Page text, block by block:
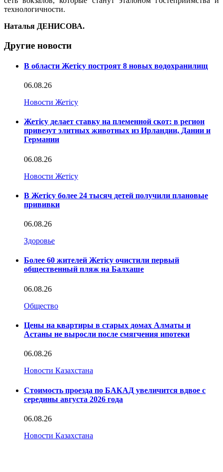
технологичности.
Наталья ДЕНИСОВА.
Другие новости
В области Жетісу построят 8 новых водохранилищ
06.08.26
Новости Жетісу
Жетісу делает ставку на племенной скот: в регион
привезут элитных животных из Ирландии, Дании и
Германии
06.08.26
Новости Жетісу
В Жетісу более 24 тысяч детей получили плановые
прививки
06.08.26
Здоровье
Более 60 жителей Жетісу очистили первый
общественный пляж на Балхаше
06.08.26
Общество
Цены на квартиры в старых домах Алматы и
Астаны не выросли после смягчения ипотеки
06.08.26
Новости Казахстана
Стоимость проезда по БАКАД увеличится вдвое с
середины августа 2026 года
06.08.26
Новости Казахстана